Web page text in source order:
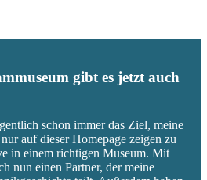
gibt es jetzt auch
schon immer das Ziel, meine
auf dieser Homepage zeigen zu
in einem richtigen Museum. Mit
nun einen Partner, der meine